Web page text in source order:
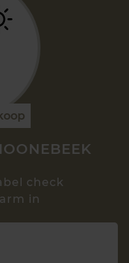
check
in